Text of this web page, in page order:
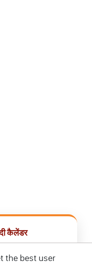
कैलेंडर
the best user